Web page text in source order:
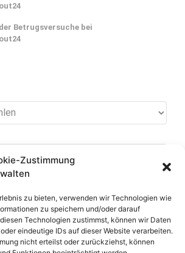
Zustimmung
zu bieten, verwenden wir Technologien wie
zu speichern und/oder darauf
Technologien zustimmst, können wir Daten
eindeutige IDs auf dieser Website verarbeiten.
nicht erteilst oder zurückziehst, können
Betrugsversuche bei